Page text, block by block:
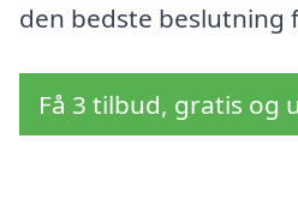
den bedste beslutning
Få 3 tilbud, gratis og